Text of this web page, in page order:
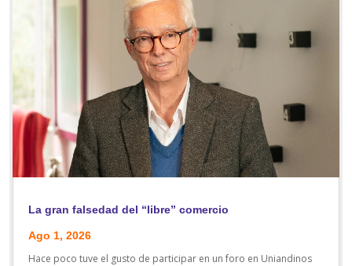
La gran falsedad del “libre” comercio
Ago 1, 2026
Hace poco tuve el gusto de participar en un foro en Uniandinos